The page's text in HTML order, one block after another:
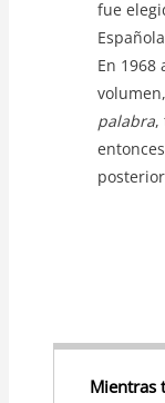
fue
En
palabra,
Mientras